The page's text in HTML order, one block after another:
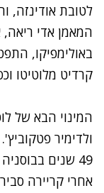
לטובת אודינזה,
המאמן אדי
באולימפיקו,
קרדיט מלוטיטו
המינוי הבא של
ולדימיר
אחרי קריירה